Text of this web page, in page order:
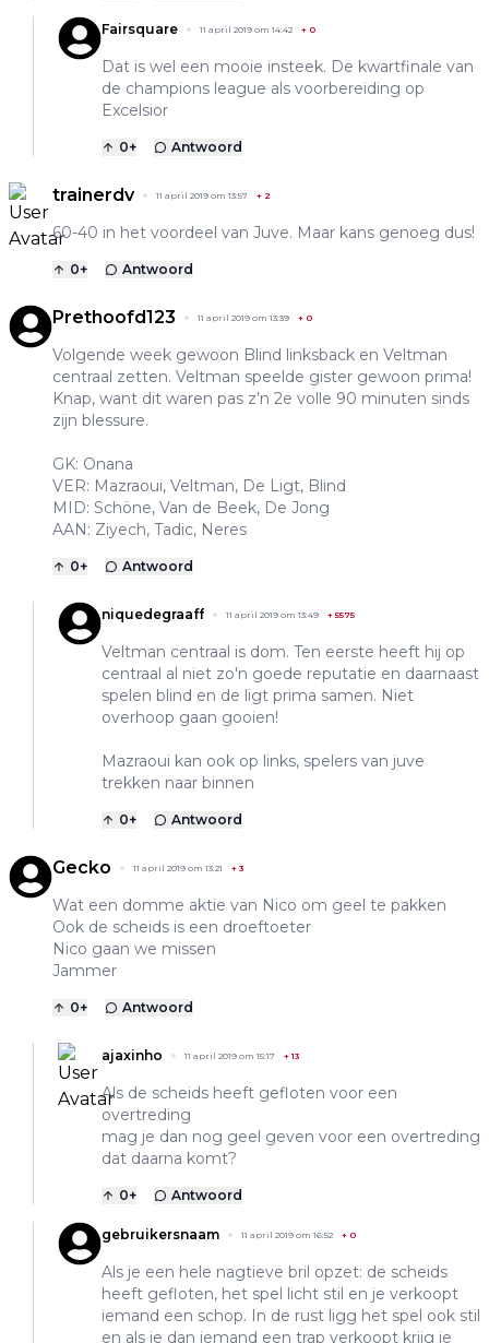
Fairsquare 11 april 2019 om 14:42 + 0
Dat is wel een mooie insteek. De kwartfinale van
de champions league als voorbereiding op
Excelsior
0+ Antwoord
trainerdv 11 april 2019 om 13:57 + 2
60-40 in het voordeel van Juve. Maar kans genoeg dus!
0+ Antwoord
Prethoofd123 11 april 2019 om 13:39 + 0
Volgende week gewoon Blind linksback en Veltman
centraal zetten. Veltman speelde gister gewoon prima!
Knap, want dit waren pas z’n 2e volle 90 minuten sinds
zijn blessure.
GK: Onana
VER: Mazraoui, Veltman, De Ligt, Blind
MID: Schöne, Van de Beek, De Jong
AAN: Ziyech, Tadic, Neres
0+ Antwoord
niquedegraaff 11 april 2019 om 13:49 +5575
Veltman centraal is dom. Ten eerste heeft hij op
centraal al niet zo'n goede reputatie en daarnaast
spelen blind en de ligt prima samen. Niet
overhoop gaan gooien!
Mazraoui kan ook op links, spelers van juve
trekken naar binnen
0+ Antwoord
Gecko 11 april 2019 om 13:21 + 3
Wat een domme aktie van Nico om geel te pakken
Ook de scheids is een droeftoeter
Nico gaan we missen
Jammer
0+ Antwoord
ajaxinho 11 april 2019 om 15:17 +13
Als de scheids heeft gefloten voor een
overtreding
mag je dan nog geel geven voor een overtreding
dat daarna komt?
0+ Antwoord
gebruikersnaam 11 april 2019 om 16:52 + 0
Als je een hele nagtieve bril opzet: de scheids
heeft gefloten, het spel licht stil en je verkoopt
iemand een schop. In de rust ligg het spel ook stil
en als je dan iemand een trap verkoopt krijg je